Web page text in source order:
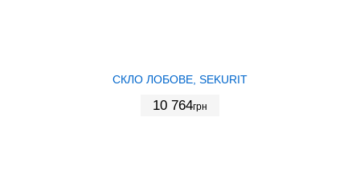
СКЛО ЛОБОВЕ, SEKURIT
10 764грн